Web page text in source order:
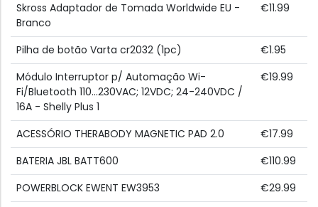
Skross Adaptador de Tomada Worldwide EU -
Branco
€11.99
Pilha de botão Varta cr2032 (1pc)
€1.95
Módulo Interruptor p/ Automação Wi-
Fi/Bluetooth 110...230VAC; 12VDC; 24-240VDC /
16A - Shelly Plus 1
€19.99
ACESSÓRIO THERABODY MAGNETIC PAD 2.0
€17.99
BATERIA JBL BATT600
€110.99
POWERBLOCK EWENT EW3953
€29.99